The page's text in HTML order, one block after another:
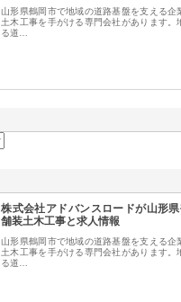
山形県鶴岡市で地域の道路基盤を支える企
土木工事を手がける専門会社があります。
る道…
株式会社アドバンスロードが山形
舗装土木工事と求人情報
山形県鶴岡市で地域の道路基盤を支える企
土木工事を手がける専門会社があります。
る道…